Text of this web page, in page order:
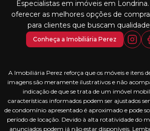
Especialistas em imóveis em
oferecer as melhores opções de
para clientes que buscam
Conheça a Imobiliária Perez
A Imobiliária Perez reforça que os móveis e itens
imagens são meramente ilustrativos e não
indicação de que se trata de um imóvel
características informados podem ser ajustados
de condomínio apresentado é aproximado e pode
período de locação. Devido à alta rotatividade do
anunciados podem já não estar disponíveis.